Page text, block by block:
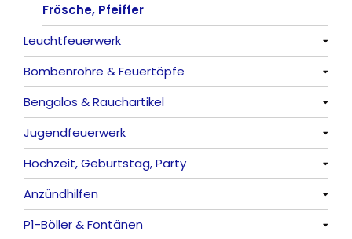
Frösche, Pfeiffer
Leuchtfeuerwerk
Alle anzeigen
Vulkane
Fontänen
Sonnen
Feuervögel
Römische Lichter
Bombenrohre & Feuertöpfe
Alle anzeigen
Mit Rumms
Bezaubernde Effekte
Bengalos & Rauchartikel
Alle anzeigen
Bengalos
Rauchartikel
Jugendfeuerwerk
Alle anzeigen
Hochzeit, Geburtstag, Party
Alle anzeigen
Feuerschriften
Anzündhilfen
Alle anzeigen
P1-Böller & Fontänen